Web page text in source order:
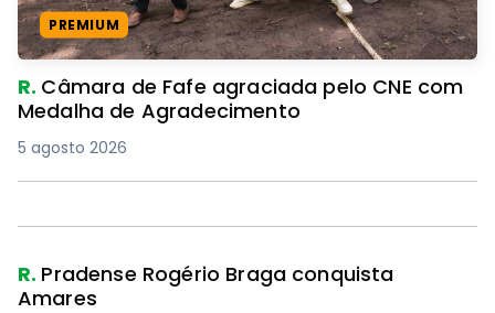
PREMIUM
R. Câmara de Fafe agraciada pelo CNE com
Medalha de Agradecimento
5 agosto 2026
R. Pradense Rogério Braga conquista
Amares